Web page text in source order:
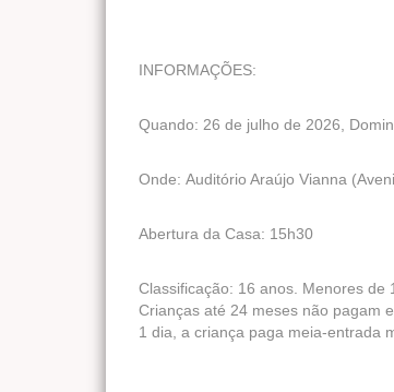
INFORMAÇÕES:
Quando: 26 de julho de 2026,
Onde: Auditório Araújo Vianna
Abertura da Casa: 15h30
Classificação: 16 anos. Menores de
Crianças até 24 meses não pagam
1 dia, a criança paga meia-entrada